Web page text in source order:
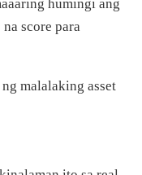
humingi ang
score para
malalaking asset